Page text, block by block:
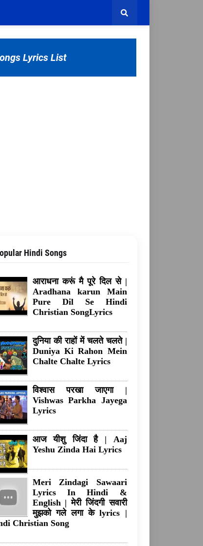
Lyrics List
Hindi Songs
आराधना करूं मै पूरे दिल से |
Aradhana karun Main
Pure Dil Se Hindi
Christian SongLyrics
दुनिया की राहों में चलते चलते |
Duniya Ki Rahon Mein
Chalte Chalte Lyrics
विश्वास परखा जाएगा |
Vishwas Parkha Jayega
Lyrics
आज यीशु जिंदा है | Aaj
Yeshu Zinda Hai Lyrics
Meri Zindagi Sawaari
Lyrics In Hindi &
English | मेरी जिंदगी सवारी
मुझको गले लगा के lyrics |
Christian Song